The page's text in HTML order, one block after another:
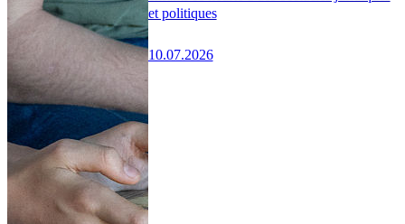
et politiques
10.07.2026